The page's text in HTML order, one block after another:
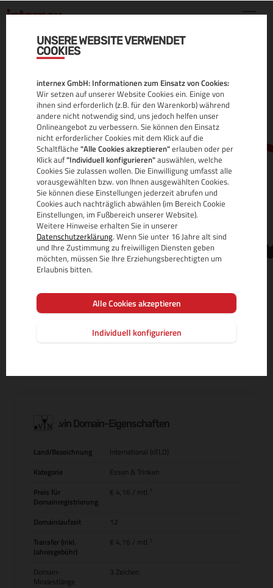
UNSERE WEBSITE VERWENDET
COOKIES
internex GmbH: Informationen zum Einsatz von Cookies:
Wir setzen auf unserer Website Cookies ein. Einige von
ihnen sind erforderlich (z.B. für den Warenkorb) während
andere nicht notwendig sind, uns jedoch helfen unser
Onlineangebot zu verbessern. Sie können den Einsatz
nicht erforderlicher Cookies mit dem Klick auf die
Schaltfläche "Alle Cookies akzeptieren"erlauben oder per
Klick auf"Individuell konfigurieren"auswählen, welche
Cookies Sie zulassen wollen. Die Einwilligung umfasst alle
vorausgewählten bzw. von Ihnen ausgewählten Cookies.
Sie können diese Einstellungen jederzeit abrufen und
Cookies auch nachträglich abwählen (im Bereich Cookie
Einstellungen, im Fußbereich unserer Website).
Weitere Hinweise erhalten Sie in unserer
Datenschutzerklärung. Wenn Sie unter 16 Jahre alt sind
und Ihre Zustimmung zu freiwilligen Diensten geben
möchten, müssen Sie Ihre Erziehungsberechtigten um
Erlaubnis bitten.
Alle Cookies akzeptieren
Individuell konfigurieren
.VIN DOMAIN
ALLE INFOS
MEHR INFOS ZUR DOMAIN-ENDUNG
.vin Domain-Eigenschaften
Land/Bezeichnung
International (nTLD)
Kategorie
Essen & Trinken
Preis für
Domainregistrierung
€ 4,16 / mtl.
Domainlaufzeit
12
Transfer (inkl.
Jahresgebühr)
€ 4,16 / mtl.
Domain-
Mindestlänge
3 Zeichen